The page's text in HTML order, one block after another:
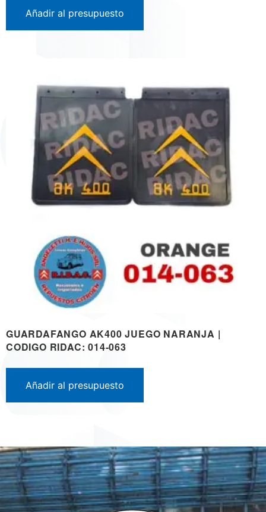
Añadir al presupuesto
GUARDAFANGO AK400 JUEGO NARANJA |
CODIGO RIDAC: 014-063
Añadir al presupuesto